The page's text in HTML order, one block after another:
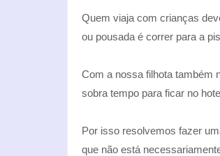
Quem viaja com crianças
ou pousada é correr para a
Com a nossa filhota também
sobra tempo para ficar no
Por isso resolvemos fazer
que não está